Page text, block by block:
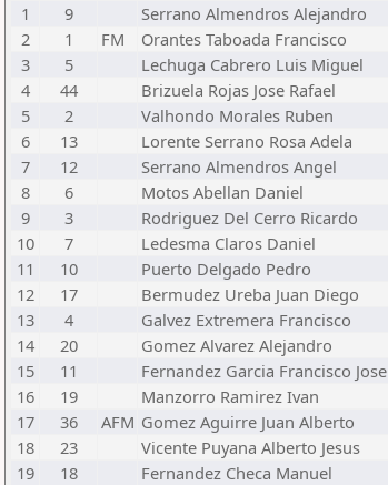
1
9 Serrano Almendros Alejandro
2
1 FM Orantes Taboada Francisco
3
5 Lechuga Cabrero Luis Miguel
4
44 Brizuela Rojas Jose Rafael
5
2 Valhondo Morales Ruben
6
13 Lorente Serrano Rosa Adela
7
12 Serrano Almendros Angel
8
6 Motos Abellan Daniel
9
3 Rodriguez Del Cerro Ricardo
10
7 Ledesma Claros Daniel
11
10 Puerto Delgado Pedro
12
17 Bermudez Ureba Juan Diego
13
4 Galvez Extremera Francisco
14
20 Gomez Alvarez Alejandro
15
11 Fernandez Garcia Francisco Jose
16
19 Manzorro Ramirez Ivan
17
36 AFM Gomez Aguirre Juan Alberto
18
23 Vicente Puyana Alberto Jesus
19
18 Fernandez Checa Manuel